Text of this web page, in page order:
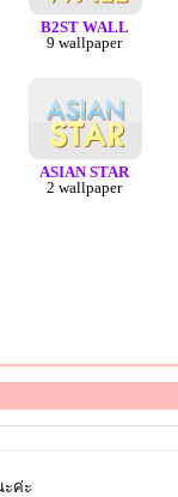
B2ST WALL
9 wallpaper
ASIAN STAR
2 wallpaper
ะค่ะ